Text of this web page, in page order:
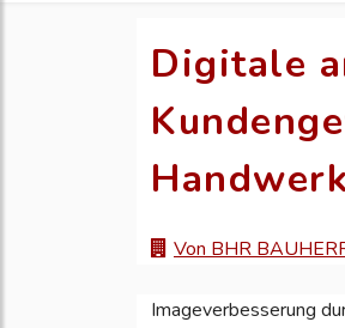
Digitale
Von BHR
Imageverbesserung